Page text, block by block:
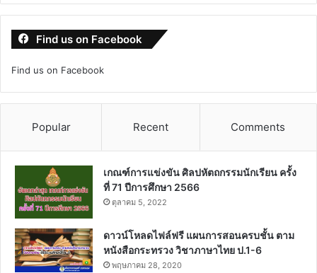
Find us on Facebook
Find us on Facebook
Popular Recent Comments
เกณฑ์การแข่งขัน ศิลปหัตถกรรมนักเรียน ครั้ง
ที่ 71 ปีการศึกษา 2566
ตุลาคม 5, 2022
ดาวน์โหลดไฟล์ฟรี แผนการสอนครบชั้น ตาม
หนังสือกระทรวง วิชาภาษาไทย ป.1-6
พฤษภาคม 28, 2020